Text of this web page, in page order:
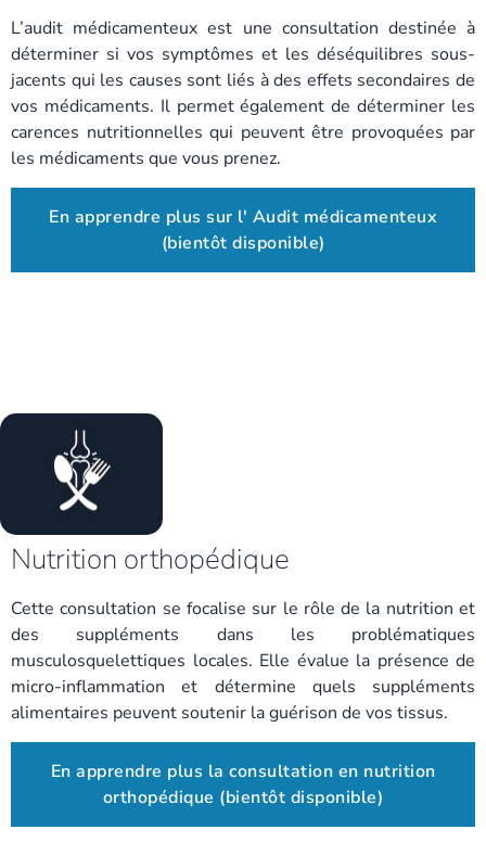
L’audit médicamenteux est une consultation destinée à
déterminer si vos symptômes et les déséquilibres sous-
jacents qui les causes sont liés à des effets secondaires de
vos médicaments. Il permet également de déterminer les
carences nutritionnelles qui peuvent être provoquées par
les médicaments que vous prenez.
En apprendre plus sur l' Audit médicamenteux
(bientôt disponible)
Nutrition orthopédique
Cette consultation se focalise sur le rôle de la nutrition et
des suppléments dans les problématiques
musculosquelettiques locales. Elle évalue la présence de
micro-inflammation et détermine quels suppléments
alimentaires peuvent soutenir la guérison de vos tissus.
En apprendre plus la consultation en nutrition
orthopédique (bientôt disponible)